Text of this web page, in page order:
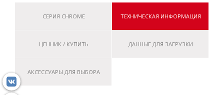
СЕРИЯ CHROME ТЕХНИЧЕСКАЯ ИНФОРМАЦИЯ
ЦЕННИК / КУПИТЬ ДАННЫЕ ДЛЯ ЗАГРУЗКИ
АКСЕССУАРЫ ДЛЯ ВЫБОРА